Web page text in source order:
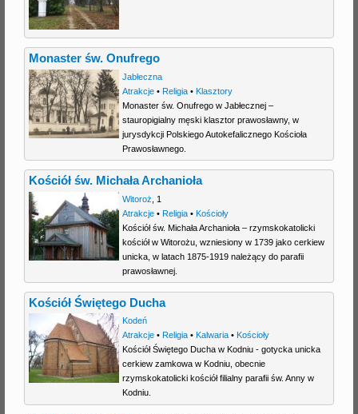
Monaster św. Onufrego
Jabłeczna
Atrakcje• Religia• Klasztory
Monaster św. Onufrego w Jabłecznej –
stauropigialny męski klasztor prawosławny, w
jurysdykcji Polskiego Autokefalicznego Kościoła
Prawosławnego.
Kościół św. Michała Archanioła
Witoroż
1
Atrakcje• Religia• Kościoły
Kościół św. Michała Archanioła – rzymskokatolicki
kościół w Witorożu, wzniesiony w 1739 jako cerkiew
unicka, w latach 1875-1919 należący do parafii
prawosławnej.
Kościół Świętego Ducha
Kodeń
Atrakcje• Religia• Kalwaria• Kościoły
Kościół Świętego Ducha w Kodniu - gotycka unicka
cerkiew zamkowa w Kodniu, obecnie
rzymskokatolicki kościół filialny parafii św. Anny w
Kodniu.